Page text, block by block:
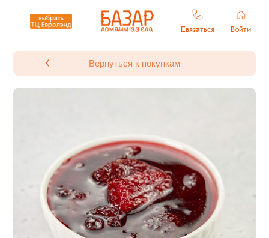
Связаться Войти
Вернуться к покупкам